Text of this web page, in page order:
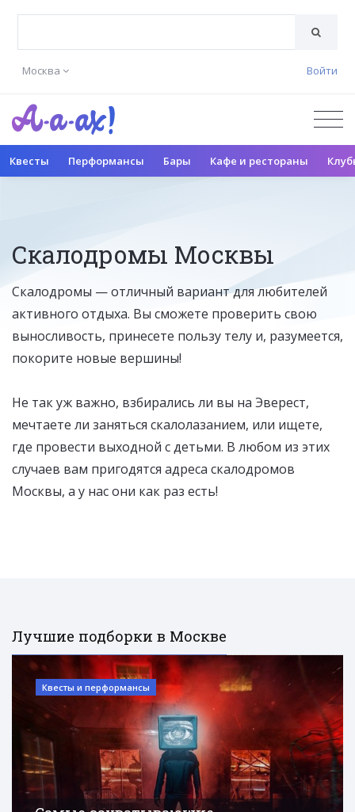
Москва Войти
Квесты Перформансы Бары Кафе и рестораны
Скалодромы Москвы
Скалодромы — отличный вариант для любителей
активного отдыха. Вы сможете проверить свою
выносливость, принесете пользу телу и, разумеется,
покорите новые вершины!
Не так уж важно, взбирались ли вы на Эверест,
мечтаете ли заняться скалолазанием, или ищете,
где провести выходной с детьми. В любом из этих
случаев вам пригодятся адреса скалодромов
Москвы, а у нас они как раз есть!
Лучшие подборки в Москве
Квесты и перформансы